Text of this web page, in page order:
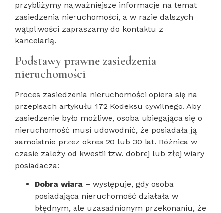
przybliżymy najważniejsze informacje na temat
zasiedzenia nieruchomości, a w razie dalszych
wątpliwości zapraszamy do kontaktu z
kancelarią.
Podstawy prawne zasiedzenia
nieruchomości
Proces zasiedzenia nieruchomości opiera się na
przepisach artykułu 172 Kodeksu cywilnego. Aby
zasiedzenie było możliwe, osoba ubiegająca się o
nieruchomość musi udowodnić, że posiadała ją
samoistnie przez okres 20 lub 30 lat. Różnica w
czasie zależy od kwestii tzw. dobrej lub złej wiary
posiadacza:
Dobra wiara – występuje, gdy osoba
posiadająca nieruchomość działała w
błędnym, ale uzasadnionym przekonaniu, że